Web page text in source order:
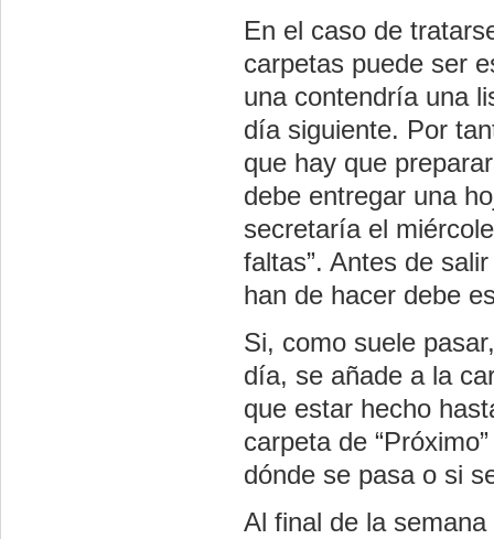
En el caso de
carpetas puede ser
una contendría una
día siguiente. Por
que hay que
debe entregar una
secretaría el
faltas”. Antes de
han de hacer debe
Si, como suele
día, se añade a la
que estar hecho
carpeta de
dónde se pasa o si
Al final de la